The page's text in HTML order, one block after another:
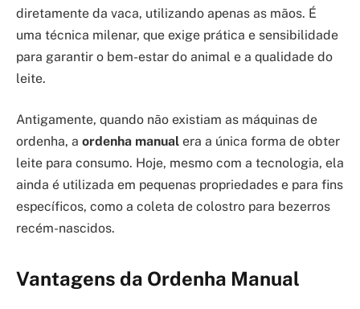
diretamente da vaca, utilizando apenas as mãos. É
uma técnica milenar, que exige prática e sensibilidade
para garantir o bem-estar do animal e a qualidade do
leite.
Antigamente, quando não existiam as máquinas de
ordenha, a ordenha manual era a única forma de obter
leite para consumo. Hoje, mesmo com a tecnologia, ela
ainda é utilizada em pequenas propriedades e para fins
específicos, como a coleta de colostro para bezerros
recém-nascidos.
Vantagens da Ordenha Manual